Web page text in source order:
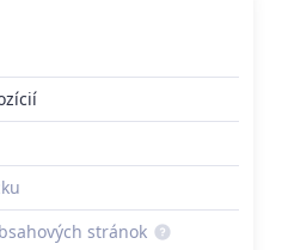
stránok